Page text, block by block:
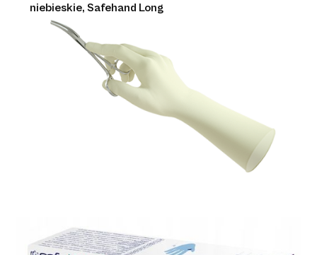
niebieskie, Safehand Long
Rękawice medyczne